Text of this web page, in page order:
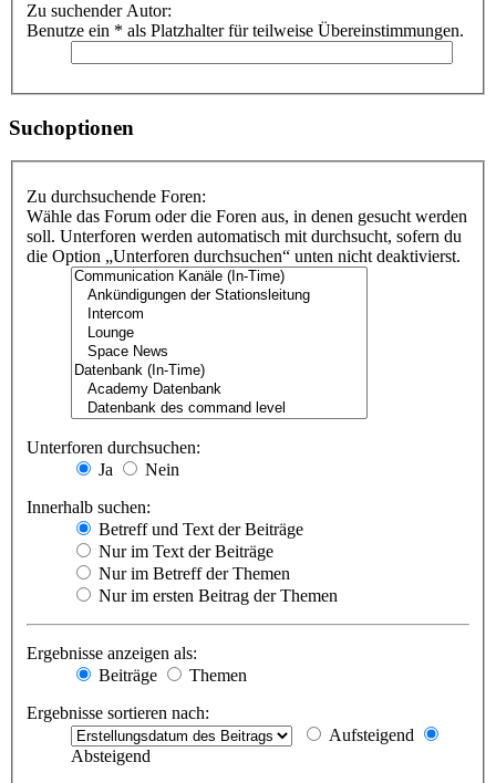
Zu suchender Autor:
Benutze ein * als Platzhalter für teilweise Übereinstimmungen.
Suchoptionen
Zu durchsuchende Foren:
Wähle das Forum oder die Foren aus, in denen gesucht werden
soll. Unterforen werden automatisch mit durchsucht, sofern du
die Option „Unterforen durchsuchen“ unten nicht deaktivierst.
Unterforen durchsuchen:
Ja
Nein
Innerhalb suchen:
Betreff und Text der Beiträge
Nur im Text der Beiträge
Nur im Betreff der Themen
Nur im ersten Beitrag der Themen
Ergebnisse anzeigen als:
Beiträge
Themen
Ergebnisse sortieren nach:
Aufsteigend
Absteigend